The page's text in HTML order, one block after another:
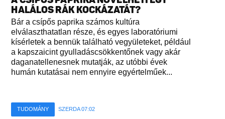
HALÁLOS RÁK KOCKÁZATÁT?
Bár a csípős paprika számos kultúra
elválaszthatatlan része, és egyes laboratóriumi
kísérletek a bennük található vegyületeket, például
a kapszaicint gyulladáscsökkentőnek vagy akár
daganatellenesnek mutatják, az utóbbi évek
humán kutatásai nem ennyire egyértelműek...
TUDOMÁNY SZERDA 07:02